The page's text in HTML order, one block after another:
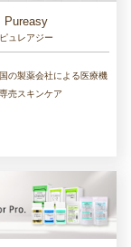
Pureasy
ピュレアジー
の製薬会社による医療機
売スキンケア